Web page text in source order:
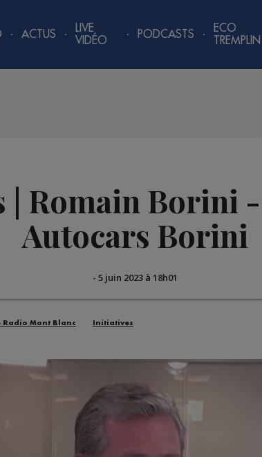
ACTUS
LIVE
VIDÉO
PODCASTS
ECO
TREMPLIN
Romain Borini
Autocars Borini
- 5 juin 2023 à 18h01
Radio Mont Blanc Initiatives